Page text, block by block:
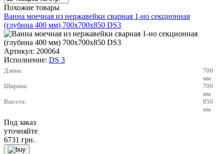
Похожие товары
Ванна моечная из нержавейки сварная 1-но секционная
(глубина 400 мм) 700х700х850 DS3
Артикул: 200064
Исполнение: DS 3
Длина:
700
мм
Ширина:
700
мм
Высота:
850
мм
Под заказ
уточняйте
6731 грн.